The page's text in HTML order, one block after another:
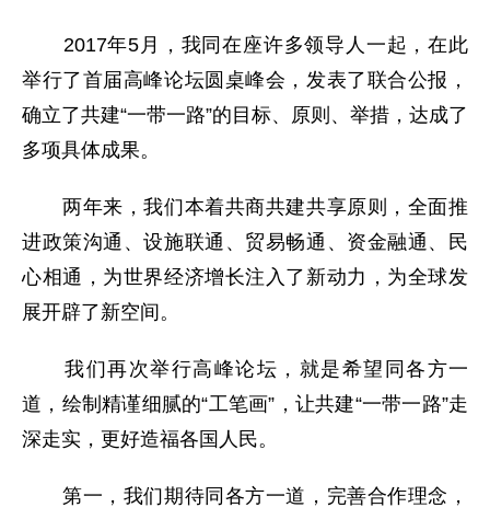
2017年5月，我同在座许多领导人一起，在此
举行了首届高峰论坛圆桌峰会，发表了联合公报，
确立了共建“一带一路”的目标、原则、举措，达成了
多项具体成果。
两年来，我们本着共商共建共享原则，全面推
进政策沟通、设施联通、贸易畅通、资金融通、民
心相通，为世界经济增长注入了新动力，为全球发
展开辟了新空间。
我们再次举行高峰论坛，就是希望同各方一
道，绘制精谨细腻的“工笔画”，让共建“一带一路”走
深走实，更好造福各国人民。
第一，我们期待同各方一道，完善合作理念，